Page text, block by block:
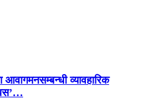
आवागमनसम्बन्धी व्यावहारिक
बस’…